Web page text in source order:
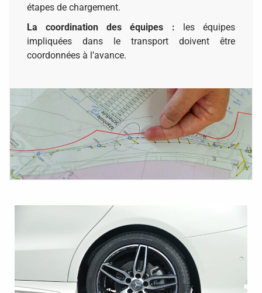
étapes de chargement.
La coordination des équipes :
les équipes
impliquées dans le transport doivent être
coordonnées à l’avance.